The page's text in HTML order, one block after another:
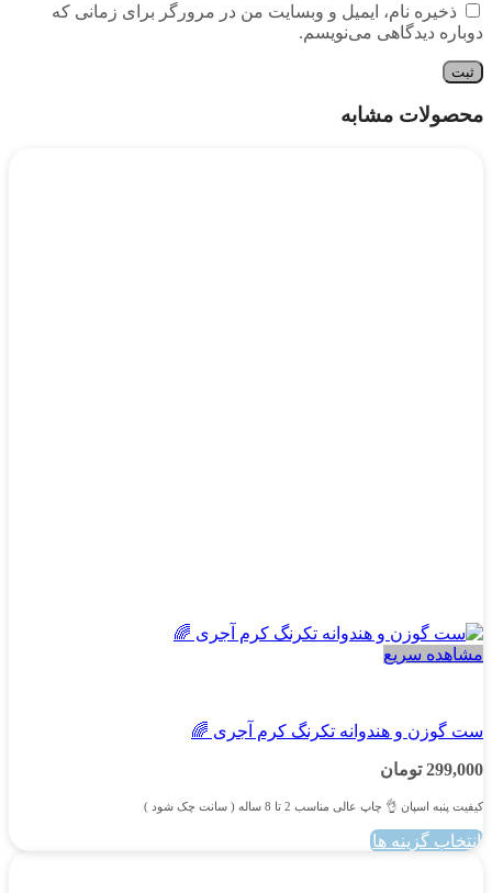
ذخیره نام، ایمیل و وبسایت من در مرورگر برای زمانی که
دوباره دیدگاهی می‌نویسم.
محصولات مشابه
مشاهده سریع
ست گوزن و هندوانه تکرنگ کرم آجری 🌈
299,000 تومان
کیفیت پنبه اسپان 👌 چاپ عالی مناسب 2 تا 8 ساله ( سانت چک شود )
انتخاب گزینه ها